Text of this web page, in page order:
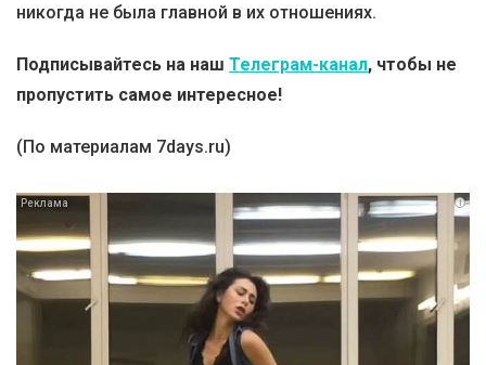
никогда не была главной в их отношениях.
Подписывайтесь на наш Телеграм-канал, чтобы не
пропустить самое интересное!
(По материалам 7days.ru)
i